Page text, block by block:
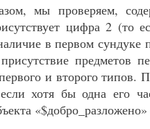
мы проверяем,
цифра 2 (то
в первом сундуке
предметов
и второго типов.
если хотя бы одна его